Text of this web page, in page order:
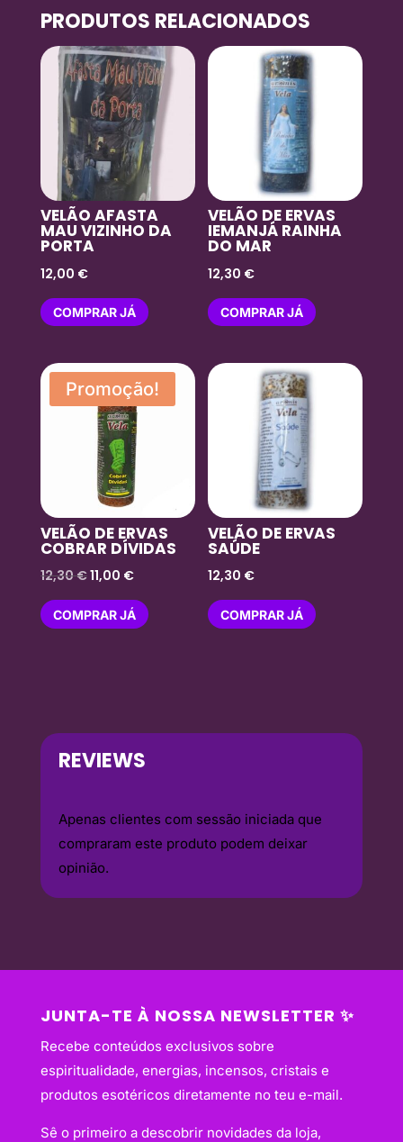
PRODUTOS RELACIONADOS
VELÃO AFASTA
MAU VIZINHO DA
PORTA
12,00 €
COMPRAR JÁ
VELÃO DE ERVAS
IEMANJÁ RAINHA
DO MAR
12,30 €
COMPRAR JÁ
Promoção!
VELÃO DE ERVAS
COBRAR DÍVIDAS
12,30€O
preço
original
11,00 €O
preço
atual
COMPRAR JÁ
VELÃO DE ERVAS
SAÚDE
12,30 €
COMPRAR JÁ
REVIEWS
Apenas clientes com sessão iniciada que
compraram este produto podem deixar
opinião.
JUNTA-TE À NOSSA NEWSLETTER ✨
Recebe conteúdos exclusivos sobre
espiritualidade, energias, incensos, cristais e
produtos esotéricos diretamente no teu e-mail.
Sê o primeiro a descobrir novidades da loja,